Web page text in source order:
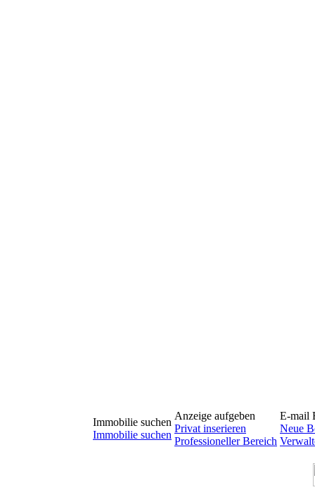
Immobilie suchen
Immobilie suchen
Anzeige aufgeben
Privat inserieren
Professioneller Bereich
E-mail
Neue